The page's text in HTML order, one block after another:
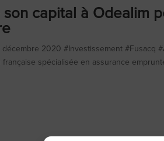
capital à Odealim
2020 #Investissement #Fusacq
spécialisée en assurance